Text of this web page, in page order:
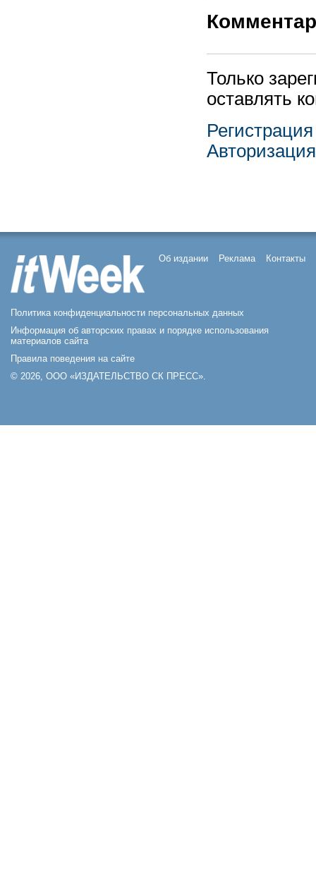
Только
оставлять
Регистрация
Авторизация
Об издании Реклама Контакты
Политика конфиденциальности персональных данных
Информация об авторских правах и порядке использования
материалов сайта
Правила поведения на сайте
© 2026, ООО «ИЗДАТЕЛЬСТВО СК ПРЕСС».